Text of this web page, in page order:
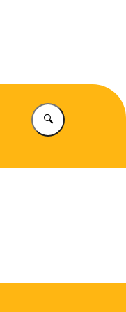
Vul in wat u